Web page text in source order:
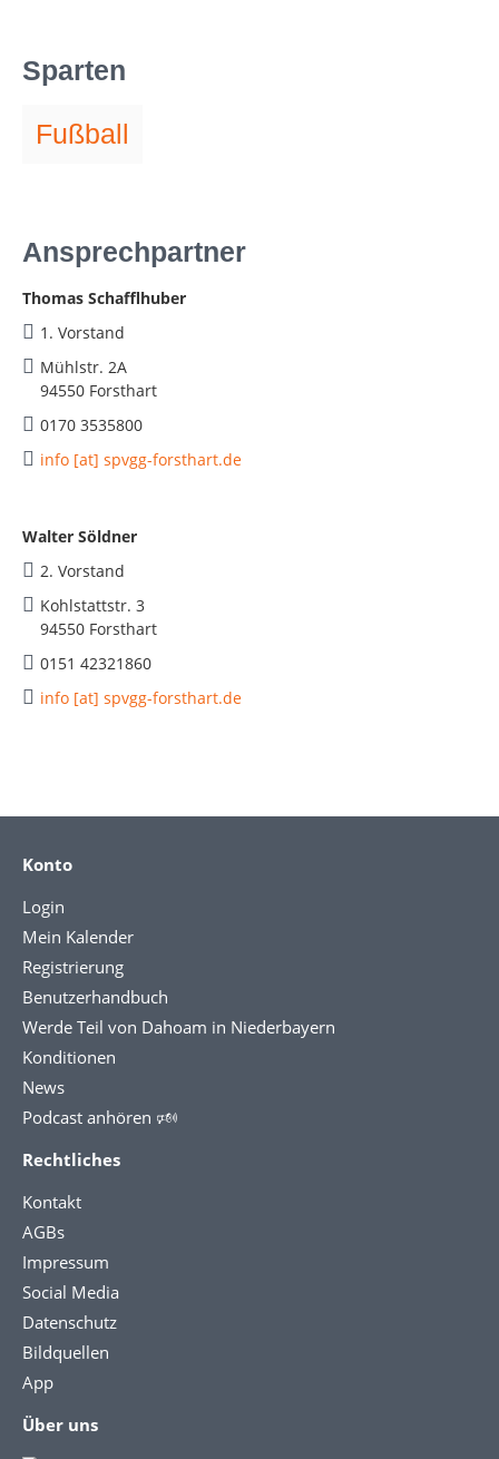
Sparten
Fußball
Ansprechpartner
Thomas Schafflhuber
1. Vorstand
Mühlstr. 2A
94550 Forsthart
0170 3535800
info [at] spvgg-forsthart.de
Walter Söldner
2. Vorstand
Kohlstattstr. 3
94550 Forsthart
0151 42321860
info [at] spvgg-forsthart.de
Konto
Login
Mein Kalender
Registrierung
Benutzerhandbuch
Werde Teil von Dahoam in Niederbayern
Konditionen
News
Podcast anhören 🕬
Rechtliches
Kontakt
AGBs
Impressum
Social Media
Datenschutz
Bildquellen
App
Über uns